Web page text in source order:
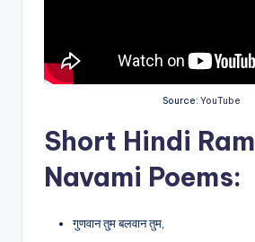
Source: YouTube
Short Hindi Ram
Navami Poems:
गुणवान तुम बलवान तुम,